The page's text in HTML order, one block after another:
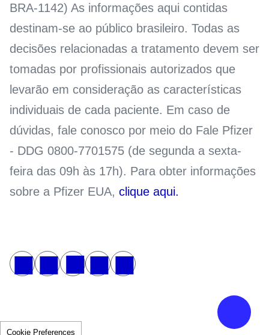
Cookie Preferences
BRA-1142) As informações aqui contidas
destinam-se ao público brasileiro. Todas as
decisões relacionadas a tratamento devem ser
tomadas por profissionais autorizados que
levarão em consideração as características
individuais de cada paciente. Em caso de
dúvidas, fale conosco por meio do Fale Pfizer
- DDG 0800-7701575 (de segunda a sexta-
feira das 09h às 17h). Para obter informações
sobre a Pfizer EUA, clique aqui.